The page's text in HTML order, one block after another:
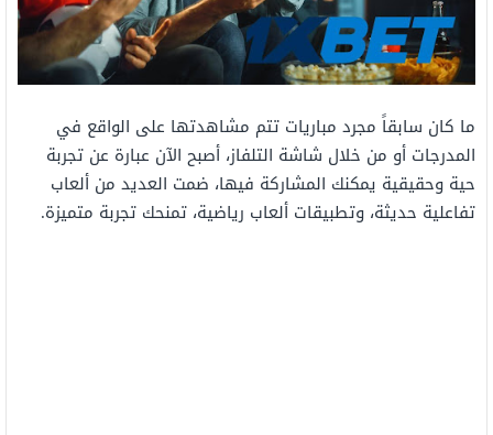
ما كان سابقاً مجرد مباريات تتم مشاهدتها على الواقع في
المدرجات أو من خلال شاشة التلفاز، أصبح الآن عبارة عن تجربة
حية وحقيقية يمكنك المشاركة فيها، ضمت العديد من ألعاب
تفاعلية حديثة، وتطبيقات ألعاب رياضية، تمنحك تجربة متميزة.